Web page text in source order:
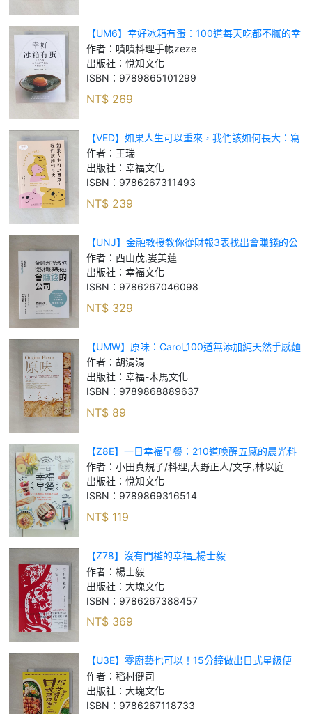
【UM6】幸好冰箱有蛋：100道每天吃都不膩的幸
福蛋料理_嘖嘖料理手帳zeze
作者： 嘖嘖料理手帳zeze
出版社： 悅知文化
ISBN： 9789865101299
NT$ 269
【VED】如果人生可以重來，我們該如何長大：寫
給成長過程中走迷、挫傷的你，完整自己的二次成
長療心室_王瑞
作者： 王瑞
出版社： 幸福文化
ISBN： 9786267311493
NT$ 239
【UNJ】金融教授教你從財報3表找出會賺錢的公
司：從財報學買飆漲股_西山茂, 婁美蓮
作者： 西山茂,婁美蓮
出版社： 幸福文化
ISBN： 9786267046098
NT$ 329
【UMW】原味：Carol_100道無添加純天然手感麵
包＋30款麵包與果醬美味配方提案_胡涓涓
作者： 胡涓涓
出版社： 幸福-木馬文化
ISBN： 9789868889637
NT$ 89
【Z8E】一日幸福早餐：210道喚醒五感的晨光料
理－雞蛋×麵包×米飯×甜點×蔬果×湯_小田真規子/
作者： 小田真規子/料理,大野正人/文字,林以庭
出版社： 悅知文化
ISBN： 9789869316514
NT$ 119
【Z78】沒有門檻的幸福_楊士毅
作者： 楊士毅
出版社： 大塊文化
ISBN： 9786267388457
NT$ 369
【U3E】零廚藝也可以！15分鐘做出日式星級便
當：跨國餐飲集團的培訓專家，以台灣在地食材為
忙碌生活打造幸福便當_稻村健司
作者： 稻村健司
出版社： 大塊文化
ISBN： 9786267118733